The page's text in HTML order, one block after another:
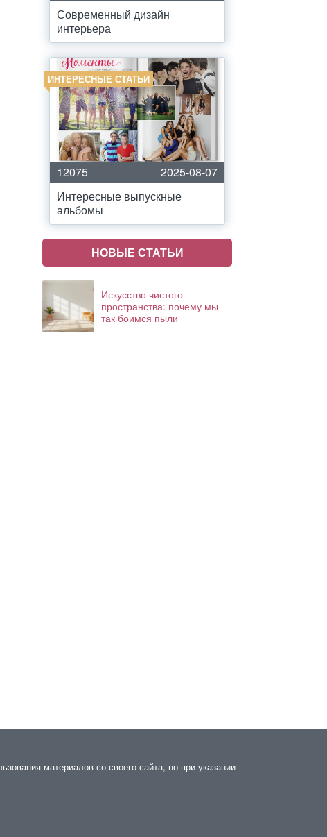
Современный дизайн
интерьера
ИНТЕРЕСНЫЕ СТАТЬИ
12075
2025-08-07
Интересные выпускные
альбомы
НОВЫЕ СТАТЬИ
Искусство чистого
пространства: почему мы
так боимся пыли
материалов со своего сайта, но при указании